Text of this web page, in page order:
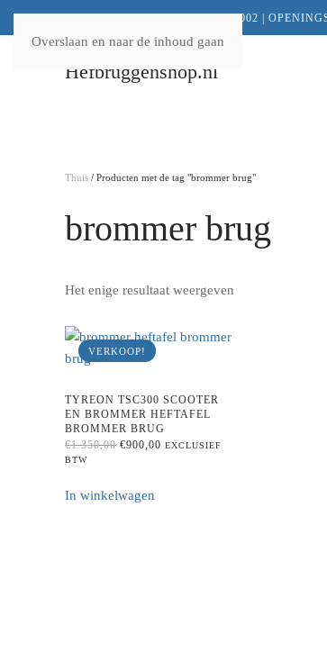
Overslaan en naar de inhoud gaan
VOOR VRAGEN +31 (0)72-5401002 |
Hefbruggenshop.nl
Thuis / Producten met de tag "brommer brug"
brommer brug
Het enige resultaat weergeven
VERKOOP!
TYREON TSC300 SCOOTER
EN BROMMER HEFTAFEL
BROMMER BRUG
€1.350,00 ORIGINAL
€900,00 CURRENT
EXCLUSIEF
BTW
In winkelwagen